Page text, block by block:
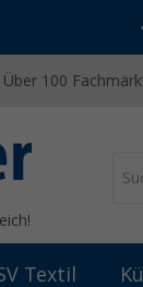
Über 100
Textil